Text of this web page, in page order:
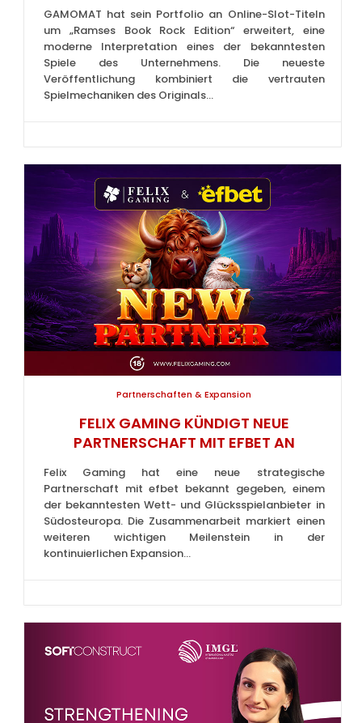
GAMOMAT hat sein Portfolio an Online-Slot-Titeln
um „Ramses Book Rock Edition“ erweitert, eine
moderne Interpretation eines der bekanntesten
Spiele des Unternehmens. Die neueste
Veröffentlichung kombiniert die vertrauten
Spielmechaniken des Originals...
Partnerschaften & Expansion
FELIX GAMING KÜNDIGT NEUE
PARTNERSCHAFT MIT EFBET AN
Felix Gaming hat eine neue strategische
Partnerschaft mit efbet bekannt gegeben, einem
der bekanntesten Wett- und Glücksspielanbieter in
Südosteuropa. Die Zusammenarbeit markiert einen
weiteren wichtigen Meilenstein in der
kontinuierlichen Expansion...